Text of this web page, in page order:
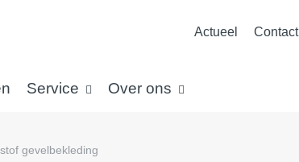
Actueel Contact
Service Over ons
gevelbekleding